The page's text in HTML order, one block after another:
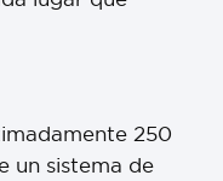
250
un sistema de